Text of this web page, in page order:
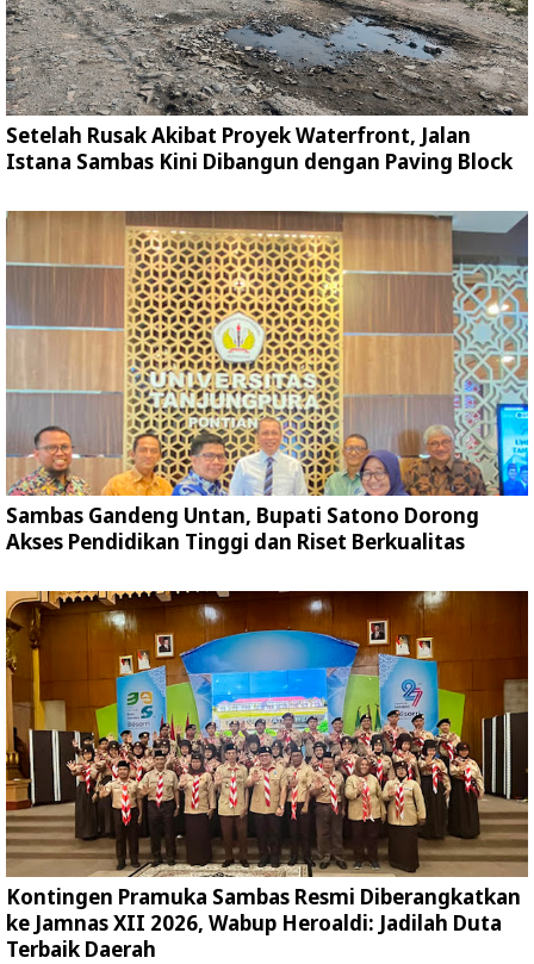
Setelah Rusak Akibat Proyek Waterfront, Jalan
Istana Sambas Kini Dibangun dengan Paving Block
Sambas Gandeng Untan, Bupati Satono Dorong
Akses Pendidikan Tinggi dan Riset Berkualitas
Kontingen Pramuka Sambas Resmi Diberangkatkan
ke Jamnas XII 2026, Wabup Heroaldi: Jadilah Duta
Terbaik Daerah